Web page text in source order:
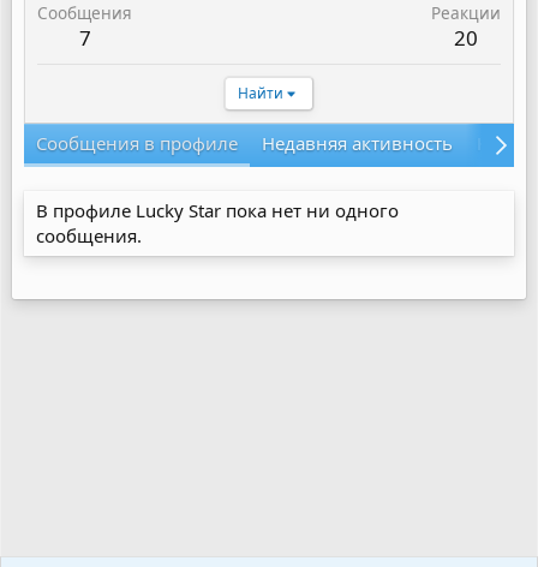
Сообщения
7
Реакции
20
Найти
Сообщения в профиле Недавняя активность
В профиле Lucky Star пока нет ни одного
сообщения.